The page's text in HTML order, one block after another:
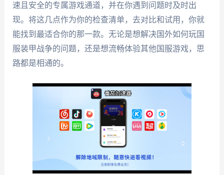
速且安全的专属游戏通道，并在你遇到问题时及时出
现。将这几点作为你的检查清单，去对比和试用，你就
能找到最适合你的那一款。无论是想解决国外如何玩国
服装甲战争的问题，还是想流畅体验其他国服游戏，思
路都是相通的。